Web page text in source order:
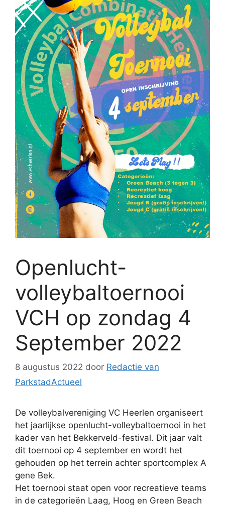
Openlucht-
volleybaltoernooi
VCH op zondag 4
September 2022
8 augustus 2022 door Redactie van
ParkstadActueel
De volleybalvereniging VC Heerlen organiseert
het jaarlijkse openlucht-volleybaltoernooi in het
kader van het Bekkerveld-festival. Dit jaar valt
dit toernooi op 4 september en wordt het
gehouden op het terrein achter sportcomplex A
gene Bek.
Het toernooi staat open voor recreatieve teams
in de categorieën Laag, Hoog en Green Beach